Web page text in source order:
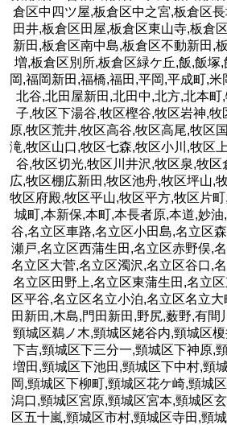
倉区中四ツ屋,板倉区中之宮,板倉区
田井,板倉区田屋,板倉区東山寺,板倉
新田,板倉区南中島,板倉区不動新田,
増,板倉区別所,板倉区緑ケ丘,飯,飯塚
岡,福岡新田,福橋,福田,平岡,平成町,
北谷,北田屋新田,北田中,北方,北本町
子,牧区下湯谷,牧区樫谷,牧区岩神,牧
原,牧区荒井,牧区高谷,牧区高尾,牧区
滝,牧区山口,牧区七森,牧区小川,牧区
谷,牧区切光,牧区川井沢,牧区泉,牧区
広,牧区棚広新田,牧区池舟,牧区坪山,
牧区府殿,牧区平山,牧区平方,牧区片
城町,本新保,本町,本長者原,本道,妙
谷,名立区車路,名立区小田島,名立区
瀬戸,名立区西蒲生田,名立区赤野俣,
名立区大菅,名立区濁沢,名立区谷口,
名立区田野上,名立区東蒲生田,名立
区平谷,名立区名立小泊,名立区名立
田新田,木島,門田新田,野尻,薮野,有間
頸城区鵜ノ木,頸城区姥谷内,頸城区
下吉,頸城区下三分一,頸城区下神原,
増田,頸城区下池田,頸城区下中村,頸
岡,頸城区下柳町,頸城区花ケ崎,頸城
潟口,頸城区宮原,頸城区宮本,頸城区
区五十嵐,頸城区市村,頸城区寺田,頸